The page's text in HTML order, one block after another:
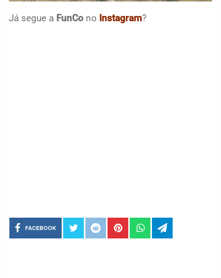
Já segue a FunCono Instagram?
FACEBOOK